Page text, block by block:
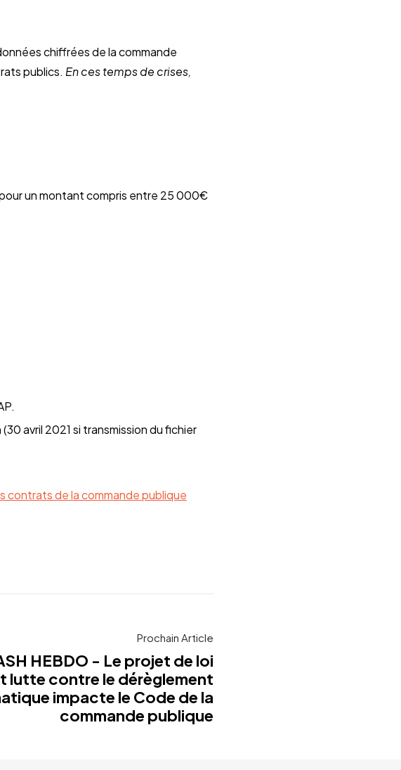
chiffrées de la commande
publics. En ces temps de crises,
un montant compris entre 25 000€
avril 2021 si transmission du fichier
contrats de la commande publique
Prochain Article
HEBDO - Le projet de loi
lutte contre le dérèglement
impacte le Code de la
commande publique